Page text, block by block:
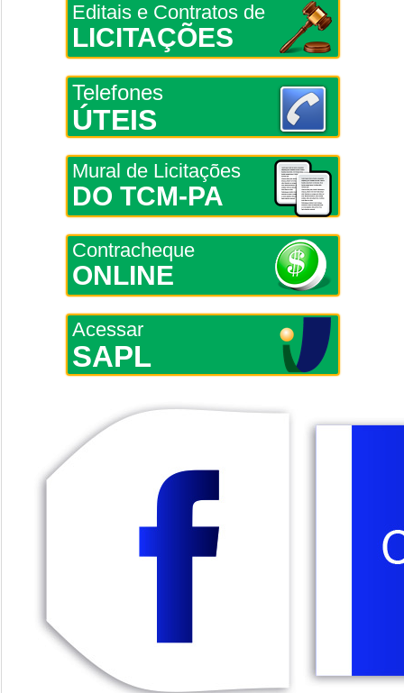
Editais e Contratos de
LICITAÇÕES
Telefones
ÚTEIS
Mural de Licitações
DO TCM-PA
Contracheque
ONLINE
Acessar
SAPL